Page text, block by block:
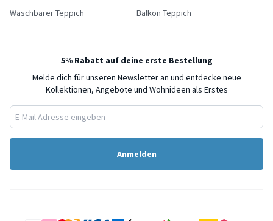
Waschbarer Teppich Balkon Teppich
5% Rabatt auf deine erste Bestellung
Melde dich für unseren Newsletter an und entdecke neue
Kollektionen, Angebote und Wohnideen als Erstes
Anmelden